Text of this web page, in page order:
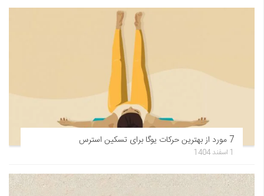
7 مورد از بهترین حرکات یوگا برای تسکین استرس
1 اسفند 1404